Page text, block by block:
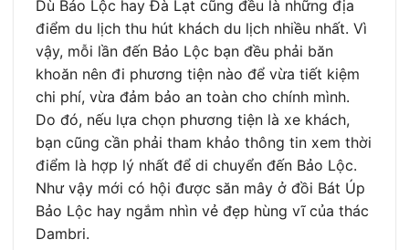
Dù Bảo Lộc hay Đà Lạt cũng đều là những địa
điểm du lịch thu hút khách du lịch nhiều nhất. Vì
vậy, mỗi lần đến Bảo Lộc bạn đều phải băn
khoăn nên đi phương tiện nào để vừa tiết kiệm
chi phí, vừa đảm bảo an toàn cho chính mình.
Do đó, nếu lựa chọn phương tiện là xe khách,
bạn cũng cần phải tham khảo thông tin xem thời
điểm là hợp lý nhất để di chuyển đến Bảo Lộc.
Như vậy mới có hội được săn mây ở đồi Bát Úp
Bảo Lộc hay ngắm nhìn vẻ đẹp hùng vĩ của thác
Dambri.